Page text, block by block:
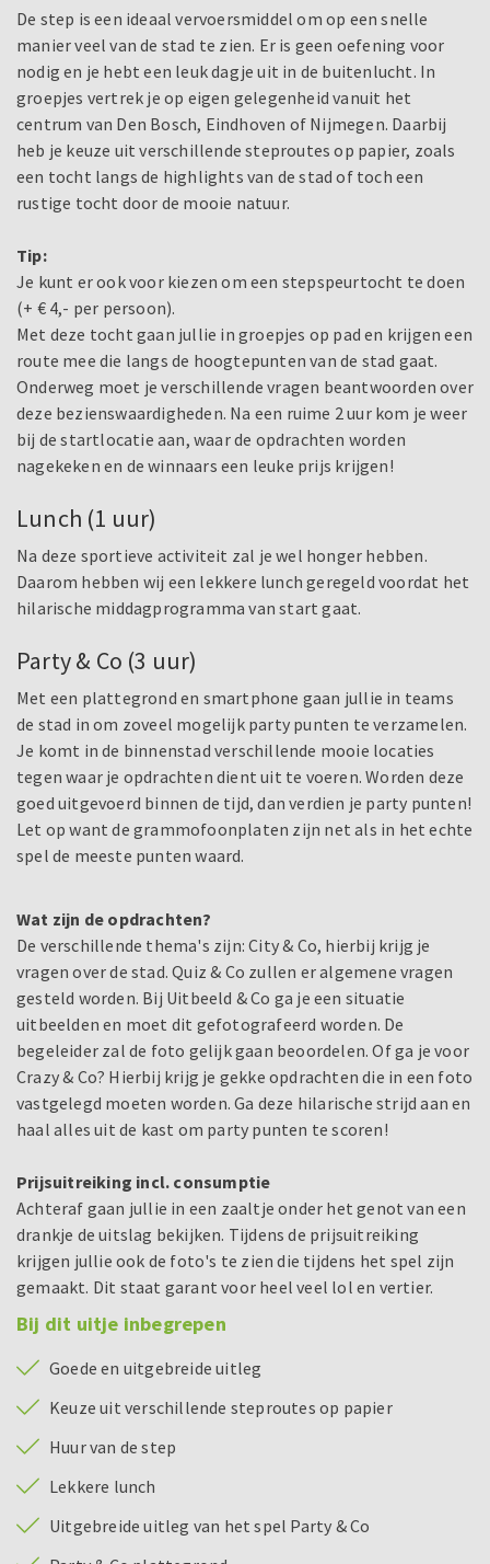
De step is een ideaal vervoersmiddel om op een snelle
manier veel van de stad te zien. Er is geen oefening voor
nodig en je hebt een leuk dagje uit in de buitenlucht. In
groepjes vertrek je op eigen gelegenheid vanuit het
centrum van Den Bosch, Eindhoven of Nijmegen. Daarbij
heb je keuze uit verschillende steproutes op papier, zoals
een tocht langs de highlights van de stad of toch een
rustige tocht door de mooie natuur.
Tip:
Je kunt er ook voor kiezen om een stepspeurtocht te doen
(+ € 4,- per persoon).
Met deze tocht gaan jullie in groepjes op pad en krijgen een
route mee die langs de hoogtepunten van de stad gaat.
Onderweg moet je verschillende vragen beantwoorden over
deze bezienswaardigheden. Na een ruime 2 uur kom je weer
bij de startlocatie aan, waar de opdrachten worden
nagekeken en de winnaars een leuke prijs krijgen!
Lunch (1 uur)
Na deze sportieve activiteit zal je wel honger hebben.
Daarom hebben wij een lekkere lunch geregeld voordat het
hilarische middagprogramma van start gaat.
Party & Co (3 uur)
Met een plattegrond en smartphone gaan jullie in teams
de stad in om zoveel mogelijk party punten te verzamelen.
Je komt in de binnenstad verschillende mooie locaties
tegen waar je opdrachten dient uit te voeren. Worden deze
goed uitgevoerd binnen de tijd, dan verdien je party punten!
Let op want de grammofoonplaten zijn net als in het echte
spel de meeste punten waard.
Wat zijn de opdrachten?
De verschillende thema's zijn: City & Co, hierbij krijg je
vragen over de stad. Quiz & Co zullen er algemene vragen
gesteld worden. Bij Uitbeeld & Co ga je een situatie
uitbeelden en moet dit gefotografeerd worden. De
begeleider zal de foto gelijk gaan beoordelen. Of ga je voor
Crazy & Co? Hierbij krijg je gekke opdrachten die in een foto
vastgelegd moeten worden. Ga deze hilarische strijd aan en
haal alles uit de kast om party punten te scoren!
Prijsuitreiking incl. consumptie
Achteraf gaan jullie in een zaaltje onder het genot van een
drankje de uitslag bekijken. Tijdens de prijsuitreiking
krijgen jullie ook de foto's te zien die tijdens het spel zijn
gemaakt. Dit staat garant voor heel veel lol en vertier.
Bij dit uitje inbegrepen
Goede en uitgebreide uitleg
Keuze uit verschillende steproutes op papier
Huur van de step
Lekkere lunch
Uitgebreide uitleg van het spel Party & Co